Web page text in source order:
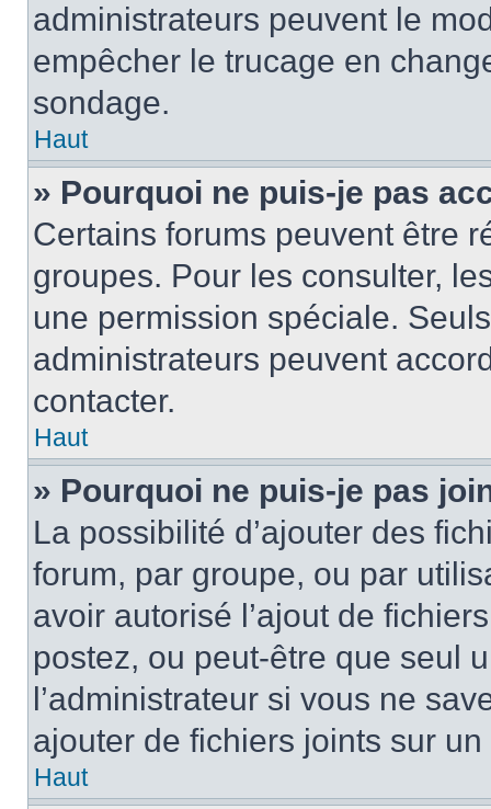
administrateurs peuvent le
empêcher le trucage en
sondage.
Haut
» Pourquoi ne puis-je pas
Certains forums peuvent être
groupes. Pour les consulter,
une permission spéciale.
administrateurs peuvent
contacter.
Haut
» Pourquoi ne puis-je pas
La possibilité d’ajouter des
forum, par groupe, ou par
avoir autorisé l’ajout de
postez, ou peut-être que seul
l’administrateur si vous ne
ajouter de fichiers joints sur un
Haut